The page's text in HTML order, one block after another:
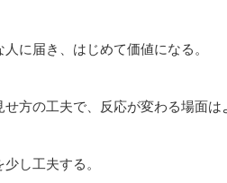
に届き、はじめて価値になる。
方の工夫で、反応が変わる場面は
し工夫する。